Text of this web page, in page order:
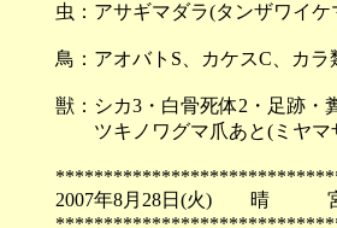
虫：アサギマダラ(タンザワイ
鳥：アオバトS、カケスC、カラ
獣：シカ3・白骨死体2・足跡・
ツキノワグマ爪あと(ミヤマ
2007年8月28日(火) 晴